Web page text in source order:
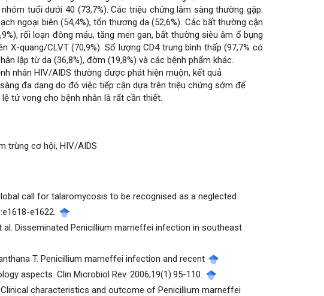
tuổi dưới 40 (73,7%). Các triệu chứng lâm sàng thường gặp:
ngoại biên (54,4%), tổn thương da (52,6%). Các bất thường cận
rối loạn đông máu, tăng men gan, bất thường siêu âm ổ bụng
X-quang/CLVT (70,9%). Số lượng CD4 trung bình thấp (97,7% có
lập từ da (36,8%), đờm (19,8%) và các bệnh phẩm khác.
nhân HIV/AIDS thường được phát hiện muộn, kết quả
đa dạng do đó việc tiếp cận dựa trên triệu chứng sớm để
tử vong cho bệnh nhân là rất cần thiết.
trùng cơ hội, HIV/AIDS
call for talaromycosis to be recognised as a neglected
e1622.
al. Disseminated Penicillium marneffei infection in southeast
T. Penicillium marneffei infection and recent
aspects. Clin Microbiol Rev. 2006;19(1):95-110.
Clinical characteristics and outcome of Penicillium marneffei